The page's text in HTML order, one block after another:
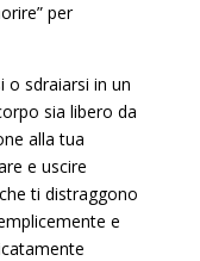
per
o sdraiarsi in un
sia libero da
alla tua
e uscire
ti distraggono
e